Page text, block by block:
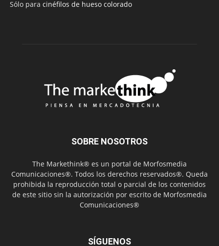
Sólo para cinéfilos de hueso colorado
SOBRE NOSOTROS
The Markethink® es un portal de Morfosmedia
Comunicaciones®. Todos los derechos reservados®. Queda
prohibida la reproducción total o parcial de los contenidos
de este sitio sin la autorización por escrito de Morfosmedia
Comunicaciones®
SÍGUENOS